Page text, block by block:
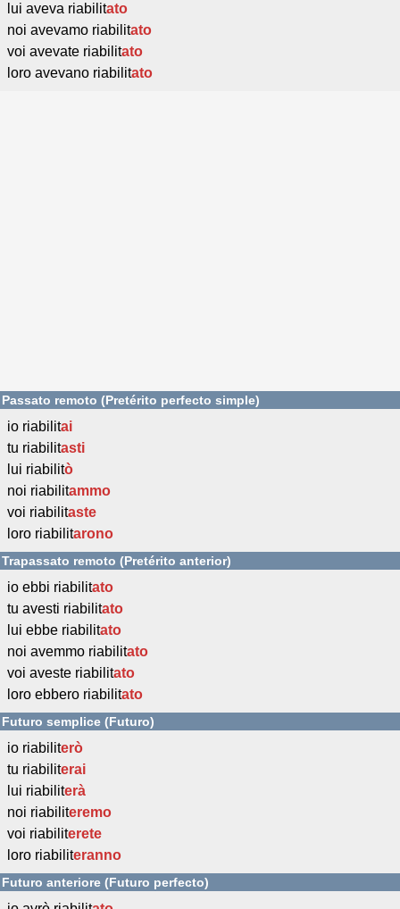
lui aveva riabilitato
noi avevamo riabilitato
voi avevate riabilitato
loro avevano riabilitato
Passato remoto (Pretérito perfecto simple)
io riabilitai
tu riabilitasti
lui riabilitò
noi riabilitammo
voi riabilitaste
loro riabilitarono
Trapassato remoto (Pretérito anterior)
io ebbi riabilitato
tu avesti riabilitato
lui ebbe riabilitato
noi avemmo riabilitato
voi aveste riabilitato
loro ebbero riabilitato
Futuro semplice (Futuro)
io riabiliterò
tu riabiliterai
lui riabiliterà
noi riabiliteremo
voi riabiliterete
loro riabiliteranno
Futuro anteriore (Futuro perfecto)